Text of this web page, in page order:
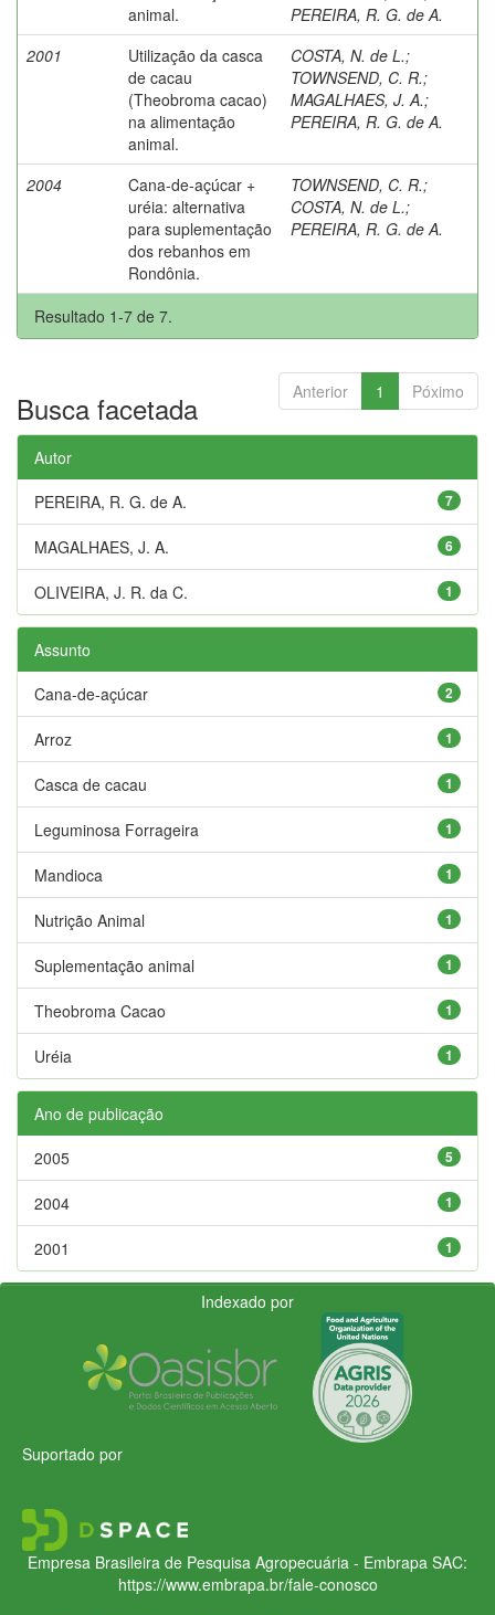
animal.
PEREIRA, R. G. de A.
2001
Utilização da casca
de cacau
(Theobroma cacao)
na alimentação
animal.
COSTA, N. de L.;
TOWNSEND, C. R.;
MAGALHAES, J. A.;
PEREIRA, R. G. de A.
2004
Cana-de-açúcar +
uréia: alternativa
para suplementação
dos rebanhos em
Rondônia.
TOWNSEND, C. R.;
COSTA, N. de L.;
PEREIRA, R. G. de A.
Resultado 1-7 de 7.
Anterior 1 Póximo
Busca facetada
Autor
7
PEREIRA, R. G. de A.
6
MAGALHAES, J. A.
1
OLIVEIRA, J. R. da C.
Assunto
2
Cana-de-açúcar
1
Arroz
1
Casca de cacau
1
Leguminosa Forrageira
1
Mandioca
1
Nutrição Animal
1
Suplementação animal
1
Theobroma Cacao
1
Uréia
Ano de publicação
5
2005
1
2004
1
2001
Indexado por
Suportado por
Empresa Brasileira de Pesquisa Agropecuária - Embrapa SAC:
https://www.embrapa.br/fale-conosco